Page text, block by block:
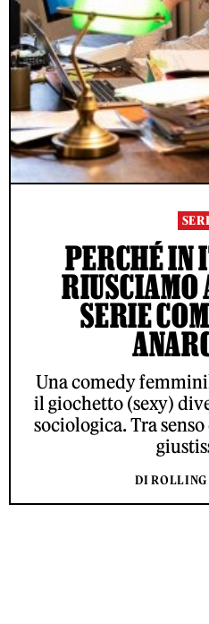
PERCHÉ IN
RIUSCIAMO
SERIE
Una comedy
il giochetto (sexy)
sociologica. Tra
DI ROLLING